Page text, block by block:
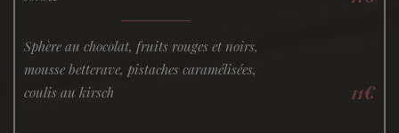
Sphère au chocolat, fruits rouges et noirs,
mousse betterave, pistaches caramélisées,
coulis au kirsch
11€